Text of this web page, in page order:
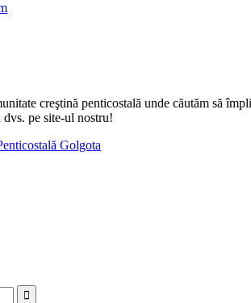
creştină penticostală unde căutăm să
pe site-ul nostru!
Golgota
